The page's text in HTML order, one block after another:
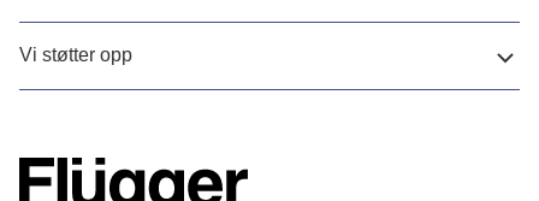
Vi støtter opp